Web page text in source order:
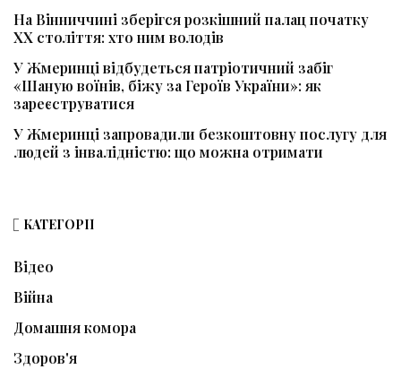
На Вінниччині зберігся розкішний палац початку
ХХ століття: хто ним володів
У Жмеринці відбудеться патріотичний забіг
«Шаную воїнів, біжу за Героїв України»: як
зареєструватися
У Жмеринці запровадили безкоштовну послугу для
людей з інвалідністю: що можна отримати
КАТЕГОРІЇ
Відео
Війна
Домашня комора
Здоров'я